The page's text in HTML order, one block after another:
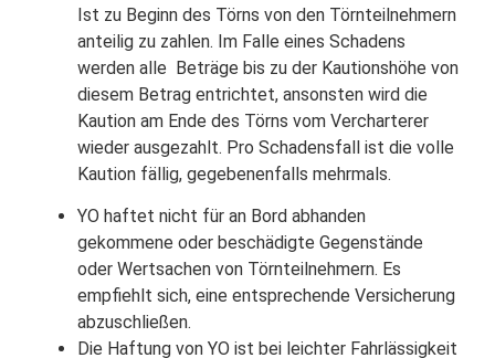
Ist zu Beginn des Törns von den Törnteilnehmern
anteilig zu zahlen. Im Falle eines Schadens
werden alle Beträge bis zu der Kautionshöhe von
diesem Betrag entrichtet, ansonsten wird die
Kaution am Ende des Törns vom Vercharterer
wieder ausgezahlt. Pro Schadensfall ist die volle
Kaution fällig, gegebenenfalls mehrmals.
YO haftet nicht für an Bord abhanden
gekommene oder beschädigte Gegenstände
oder Wertsachen von Törnteilnehmern. Es
empfiehlt sich, eine entsprechende Versicherung
abzuschließen.
Die Haftung von YO ist bei leichter Fahrlässigkeit